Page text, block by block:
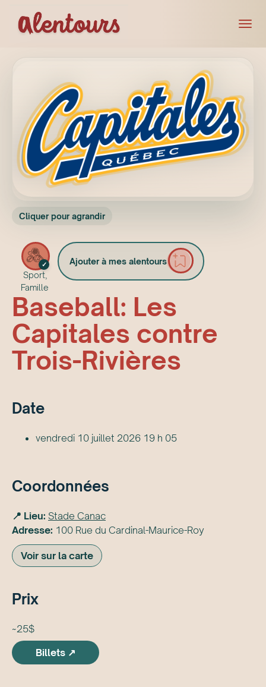
Cliquer pour agrandir
✓
Sport,
Famille
Ajouter à mes alentours
Baseball: Les
Capitales contre
Trois-Rivières
Date
vendredi 10 juillet 2026 19 h 05
Coordonnées
📍 Lieu: Stade Canac
Adresse: 100 Rue du Cardinal-Maurice-Roy
Voir sur la carte
Prix
~25$
Billets ↗